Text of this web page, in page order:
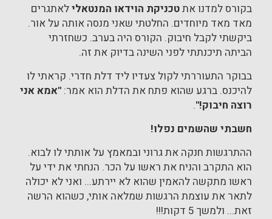
בקורס למדנו אתטכניקת הוידאו המנטאלילאתגרים
מאד מאד מיוחדים. החלטתי שאני מנסה אותה על אור.
ביקשתי לקבל חיבוק. הקורס היה בערב. כשחזרתי
הביתה תיכנתתי לפני השינה בדיוק את זה.
בבוקר התעוררתי לקול צעדיו ליד דלת חדרי. קראתי לו
להיכנס. ברגע שהוא פתח את הדלת הוא אמר: "אמא אני
רוצה חיבוק!".
חשבתי שהשמים נפלו!
ההתרגשות חנקה את גרוני ובמאמץ על אותתי לו לבוא.
הוא התקרב והניח את ראשו על הכר. הנחתי את ידי על
ראשו מתקשה להאמין שהוא לא יירתע... ואני לא יכולה
לתאר את עוצמת הרגשות שמלאה אותי, כשהוא הרשה
זאת... ולמשך 5 דקות!!!